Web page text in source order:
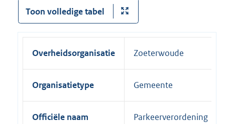
Toon volledige tabel
Overheidsorganisatie Zoeterwoude
Organisatietype Gemeente
Officiële naam
Parkeerverordening